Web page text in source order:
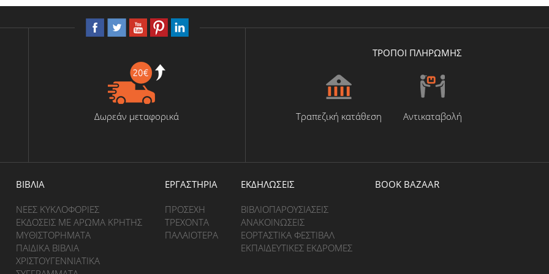
Δωρεάν μεταφορικά
ΤΡΟΠΟΙ ΠΛΗΡΩΜΗΣ
Αντικαταβολή
Τραπεζική κατάθεση
BΙΒΛΙΑ
ΝΕΕΣ ΚΥΚΛΟΦΟΡΙΕΣ
ΕΚΔΟΣΕΙΣ ΜΕ ΑΡΩΜΑ ΚΡΗΤΗΣ
ΜΥΘΙΣΤΟΡΗΜΑΤΑ
ΠΑΙΔΙΚΑ ΒΙΒΛΙΑ
ΧΡΙΣΤΟΥΓΕΝΝΙΑΤΙΚΑ
ΕΡΓΑΣΤΗΡΙΑ
ΠΡΟΣΕΧΗ
ΤΡΕΧΟΝΤΑ
ΠΑΛΑΙΟΤΕΡΑ
ΕΚΔΗΛΩΣΕΙΣ
ΒΙΒΛΙΟΠΑΡΟΥΣΙΑΣΕΙΣ
ΑΝΑΚΟΙΝΩΣΕΙΣ
ΕΟΡΤΑΣΤΙΚΑ ΦΕΣΤΙΒΑΛ
ΕΚΠΑΙΔΕΥΤΙΚΕΣ ΕΚΔΡΟΜΕΣ
BOOK BAZAAR